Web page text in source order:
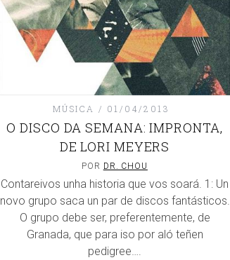
MÚSICA 01/04/2013
O DISCO DA SEMANA: IMPRONTA,
DE LORI MEYERS
POR DR. CHOU
Contareivos unha historia que vos soará. 1: Un
novo grupo saca un par de discos fantásticos.
O grupo debe ser, preferentemente, de
Granada, que para iso por aló teñen
pedigree….